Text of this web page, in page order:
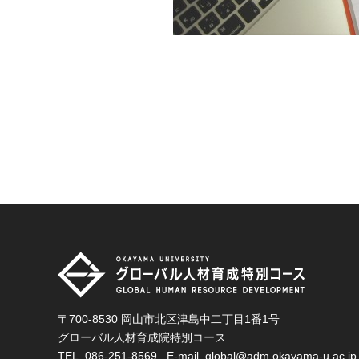
〒700-8530 岡山市北区津島中二丁目1番1号
グローバル人材育成院特別コース
TEL. 086-251-8569 E-mail. global@adm.okayama-u.ac.jp